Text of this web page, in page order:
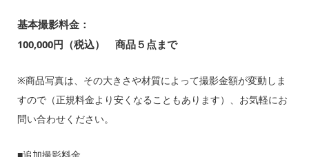
基本撮影料金：
100,000円（税込） 商品５点まで
※商品写真は、その大きさや材質によって撮影金額が変動しま
すので（正規料金より安くなることもあります）、お気軽にお
問い合わせください。